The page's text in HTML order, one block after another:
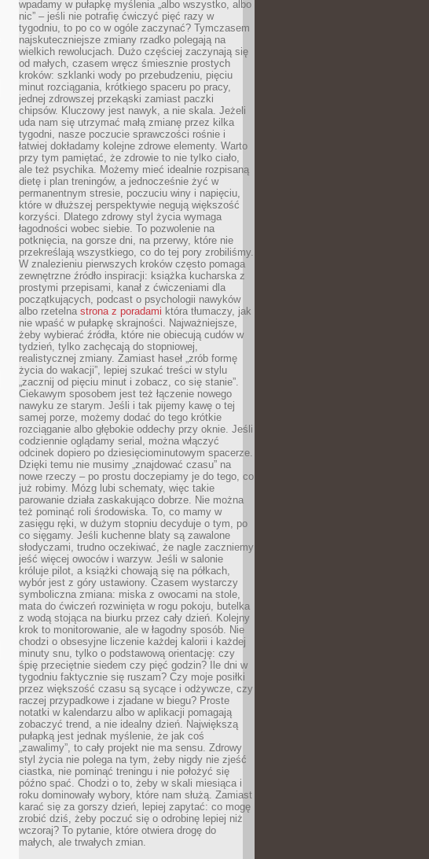
wpadamy w pułapkę myślenia „albo wszystko, albo
nic” – jeśli nie potrafię ćwiczyć pięć razy w
tygodniu, to po co w ogóle zaczynać? Tymczasem
najskuteczniejsze zmiany rzadko polegają na
wielkich rewolucjach. Dużo częściej zaczynają się
od małych, czasem wręcz śmiesznie prostych
kroków: szklanki wody po przebudzeniu, pięciu
minut rozciągania, krótkiego spaceru po pracy,
jednej zdrowszej przekąski zamiast paczki
chipsów. Kluczowy jest nawyk, a nie skala. Jeżeli
uda nam się utrzymać małą zmianę przez kilka
tygodni, nasze poczucie sprawczości rośnie i
łatwiej dokładamy kolejne zdrowe elementy. Warto
przy tym pamiętać, że zdrowie to nie tylko ciało,
ale też psychika. Możemy mieć idealnie rozpisaną
dietę i plan treningów, a jednocześnie żyć w
permanentnym stresie, poczuciu winy i napięciu,
które w dłuższej perspektywie negują większość
korzyści. Dlatego zdrowy styl życia wymaga
łagodności wobec siebie. To pozwolenie na
potknięcia, na gorsze dni, na przerwy, które nie
przekreślają wszystkiego, co do tej pory zrobiliśmy.
W znalezieniu pierwszych kroków często pomaga
zewnętrzne źródło inspiracji: książka kucharska z
prostymi przepisami, kanał z ćwiczeniami dla
początkujących, podcast o psychologii nawyków
albo rzetelna strona z poradami która tłumaczy, jak
nie wpaść w pułapkę skrajności. Najważniejsze,
żeby wybierać źródła, które nie obiecują cudów w
tydzień, tylko zachęcają do stopniowej,
realistycznej zmiany. Zamiast haseł „zrób formę
życia do wakacji”, lepiej szukać treści w stylu
„zacznij od pięciu minut i zobacz, co się stanie”.
Ciekawym sposobem jest też łączenie nowego
nawyku ze starym. Jeśli i tak pijemy kawę o tej
samej porze, możemy dodać do tego krótkie
rozciąganie albo głębokie oddechy przy oknie. Jeśli
codziennie oglądamy serial, można włączyć
odcinek dopiero po dziesięciominutowym spacerze.
Dzięki temu nie musimy „znajdować czasu” na
nowe rzeczy – po prostu doczepiamy je do tego, co
już robimy. Mózg lubi schematy, więc takie
parowanie działa zaskakująco dobrze. Nie można
też pominąć roli środowiska. To, co mamy w
zasięgu ręki, w dużym stopniu decyduje o tym, po
co sięgamy. Jeśli kuchenne blaty są zawalone
słodyczami, trudno oczekiwać, że nagle zaczniemy
jeść więcej owoców i warzyw. Jeśli w salonie
króluje pilot, a książki chowają się na półkach,
wybór jest z góry ustawiony. Czasem wystarczy
symboliczna zmiana: miska z owocami na stole,
mata do ćwiczeń rozwinięta w rogu pokoju, butelka
z wodą stojąca na biurku przez cały dzień. Kolejny
krok to monitorowanie, ale w łagodny sposób. Nie
chodzi o obsesyjne liczenie każdej kalorii i każdej
minuty snu, tylko o podstawową orientację: czy
śpię przeciętnie siedem czy pięć godzin? Ile dni w
tygodniu faktycznie się ruszam? Czy moje posiłki
przez większość czasu są sycące i odżywcze, czy
raczej przypadkowe i zjadane w biegu? Proste
notatki w kalendarzu albo w aplikacji pomagają
zobaczyć trend, a nie idealny dzień. Największą
pułapką jest jednak myślenie, że jak coś
„zawalimy”, to cały projekt nie ma sensu. Zdrowy
styl życia nie polega na tym, żeby nigdy nie zjeść
ciastka, nie pominąć treningu i nie położyć się
późno spać. Chodzi o to, żeby w skali miesiąca i
roku dominowały wybory, które nam służą. Zamiast
karać się za gorszy dzień, lepiej zapytać: co mogę
zrobić dziś, żeby poczuć się o odrobinę lepiej niż
wczoraj? To pytanie, które otwiera drogę do
małych, ale trwałych zmian.